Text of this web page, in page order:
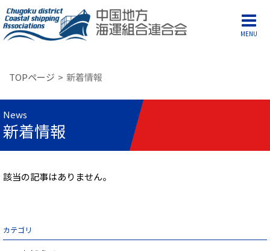
TOPページ 新着情報
News
新着情報
該当の記事はありません。
カテゴリ
MENU